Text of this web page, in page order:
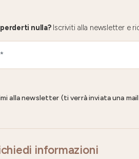
nulla?Iscriviti alla newsletter e
alla newsletter (ti verrà inviata una
informazioni